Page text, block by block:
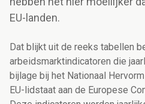
EU-landen.
Dat blijkt uit de reeks tabellen
arbeidsmarktindicatoren die
bijlage bij het Nationaal
EU-lidstaat aan de Europese